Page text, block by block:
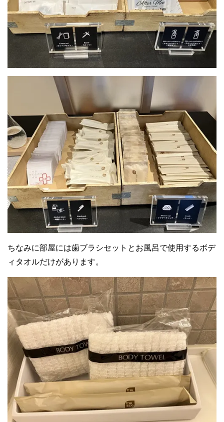
ちなみに部屋には歯ブラシセットとお風呂で使用するボデ
ィタオルだけがあります。